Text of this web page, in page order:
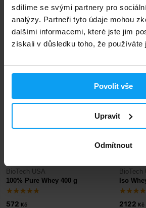
sdílíme se svými partnery pro
analýzy. Partneři tyto údaje mohou
dalšími informacemi, které jste jim
získali v důsledku toho, že používáte
Povolit vše
Upravit
Odmítnout
BioTech USA
Hydro Whey Zero 454 g
698
NA SKLADĚ
BioTech
Protein
1769
NENÍ
BioTech USA
100% Pure Whey 400 g
572 Kč
BioTech
Iso
2122 Kč